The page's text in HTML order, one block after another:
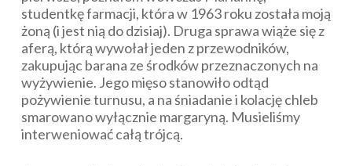
studentkę farmacji, która w 1963 roku została moją
żoną (i jest nią do dzisiaj). Druga sprawa wiąże się z
aferą, którą wywołał jeden z przewodników,
zakupując barana ze środków przeznaczonych na
wyżywienie. Jego mięso stanowiło odtąd
pożywienie turnusu, a na śniadanie i kolację chleb
smarowano wyłącznie margaryną. Musieliśmy
interweniować całą trójcą.